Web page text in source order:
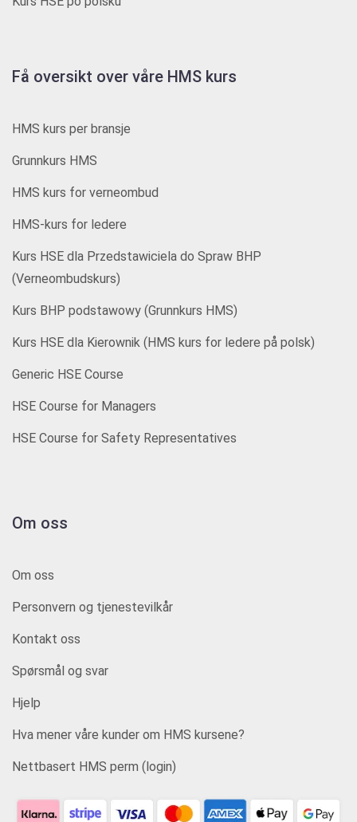
Få oversikt over våre HMS kurs
HMS kurs per bransje
Grunnkurs HMS
HMS kurs for verneombud
HMS-kurs for ledere
Kurs HSE dla Przedstawiciela do Spraw BHP
(Verneombudskurs)
Kurs BHP podstawowy (Grunnkurs HMS)
Kurs HSE dla Kierownik (HMS kurs for ledere på polsk)
Generic HSE Course
HSE Course for Managers
HSE Course for Safety Representatives
Om oss
Om oss
Personvern og tjenestevilkår
Kontakt oss
Spørsmål og svar
Hjelp
Hva mener våre kunder om HMS kursene?
Nettbasert HMS perm (login)